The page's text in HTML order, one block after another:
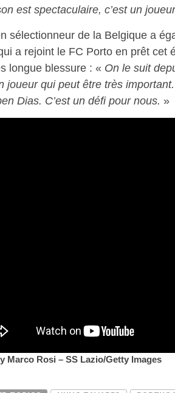
est spectaculaire, c’est un
sélectionneur de la Belgique a
a rejoint le FC Porto en prêt cet
longue blessure : « On le suit
joueur qui peut être très
Dias. C’est un défi pour nous. »
Marco Rosi – SS Lazio/Getty Images